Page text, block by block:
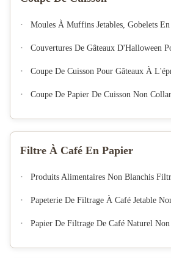
Moules À Muffins Jetables, Gobelets En Papier
Couvertures De Gâteaux D'Halloween
Coupe De Cuisson Pour Gâteaux À L'épreuve De La Graisse & Coupe De
Coupe De Papier De Cuisson Non Collant Jetable Coupe De
Filtre À Café En Papier
Produits Alimentaires Non Blanchis Filtres À Goutte À Goutte À Main Filtres À Café
Papeterie De Filtrage À Café Jetable Non
Papier De Filtrage De Café Naturel Non Blanchi Biodégradable À Usage Unique Panier À Cône Versé À Goutte À